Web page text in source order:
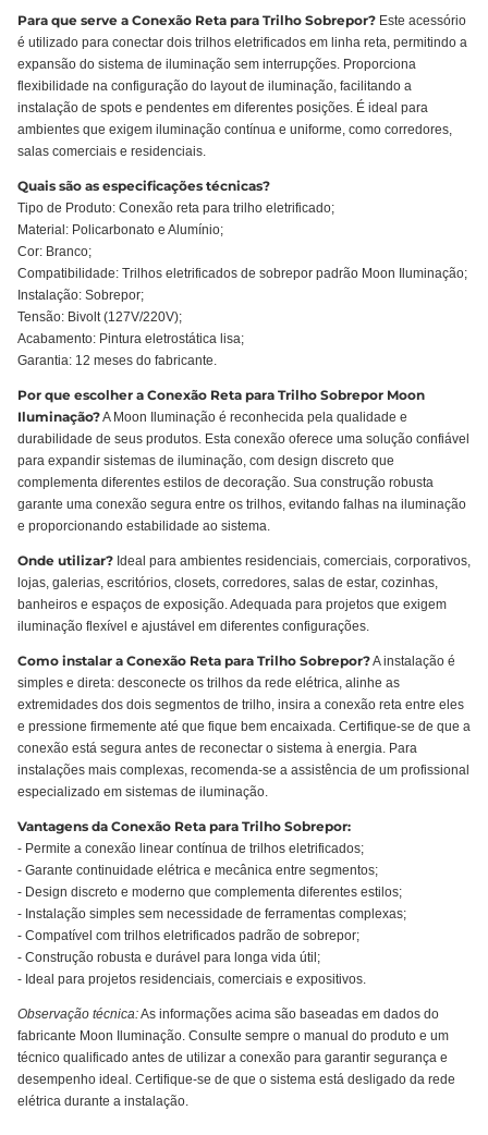
Para que serve a Conexão Reta para Trilho Sobrepor? Este acessório
é utilizado para conectar dois trilhos eletrificados em linha reta, permitindo a
expansão do sistema de iluminação sem interrupções. Proporciona
flexibilidade na configuração do layout de iluminação, facilitando a
instalação de spots e pendentes em diferentes posições. É ideal para
ambientes que exigem iluminação contínua e uniforme, como corredores,
salas comerciais e residenciais.
Quais são as especificações técnicas?
Tipo de Produto: Conexão reta para trilho eletrificado;
Material: Policarbonato e Alumínio;
Cor: Branco;
Compatibilidade: Trilhos eletrificados de sobrepor padrão Moon Iluminação;
Instalação: Sobrepor;
Tensão: Bivolt (127V/220V);
Acabamento: Pintura eletrostática lisa;
Garantia: 12 meses do fabricante.
Por que escolher a Conexão Reta para Trilho Sobrepor Moon
Iluminação?A Moon Iluminação é reconhecida pela qualidade e
durabilidade de seus produtos. Esta conexão oferece uma solução confiável
para expandir sistemas de iluminação, com design discreto que
complementa diferentes estilos de decoração. Sua construção robusta
garante uma conexão segura entre os trilhos, evitando falhas na iluminação
e proporcionando estabilidade ao sistema.
Onde utilizar? Ideal para ambientes residenciais, comerciais, corporativos,
lojas, galerias, escritórios, closets, corredores, salas de estar, cozinhas,
banheiros e espaços de exposição. Adequada para projetos que exigem
iluminação flexível e ajustável em diferentes configurações.
Como instalar a Conexão Reta para Trilho Sobrepor?A instalação é
simples e direta: desconecte os trilhos da rede elétrica, alinhe as
extremidades dos dois segmentos de trilho, insira a conexão reta entre eles
e pressione firmemente até que fique bem encaixada. Certifique-se de que a
conexão está segura antes de reconectar o sistema à energia. Para
instalações mais complexas, recomenda-se a assistência de um profissional
especializado em sistemas de iluminação.
Vantagens da Conexão Reta para Trilho Sobrepor:
- Permite a conexão linear contínua de trilhos eletrificados;
- Garante continuidade elétrica e mecânica entre segmentos;
- Design discreto e moderno que complementa diferentes estilos;
- Instalação simples sem necessidade de ferramentas complexas;
- Compatível com trilhos eletrificados padrão de sobrepor;
- Construção robusta e durável para longa vida útil;
- Ideal para projetos residenciais, comerciais e expositivos.
Observação técnica:As informações acima são baseadas em dados do
fabricante Moon Iluminação. Consulte sempre o manual do produto e um
técnico qualificado antes de utilizar a conexão para garantir segurança e
desempenho ideal. Certifique-se de que o sistema está desligado da rede
elétrica durante a instalação.